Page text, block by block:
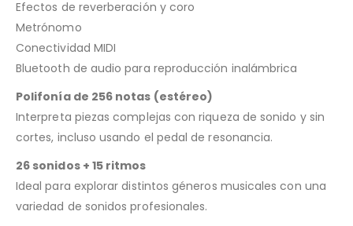
Efectos de reverberación y coro
Metrónomo
Conectividad MIDI
Bluetooth de audio para reproducción inalámbrica
Polifonía de 256 notas (estéreo)
Interpreta piezas complejas con riqueza de sonido y sin
cortes, incluso usando el pedal de resonancia.
26 sonidos + 15 ritmos
Ideal para explorar distintos géneros musicales con una
variedad de sonidos profesionales.